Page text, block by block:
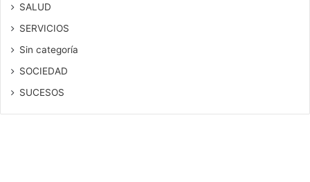
SALUD
SERVICIOS
Sin categoría
SOCIEDAD
SUCESOS